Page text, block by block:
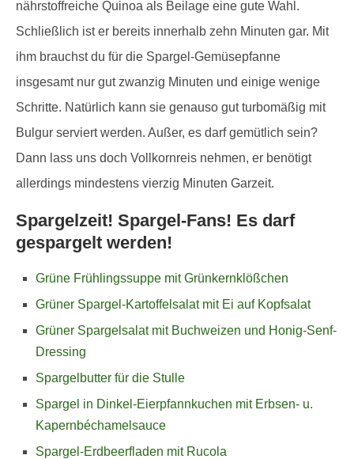
nährstoffreiche Quinoa als Beilage eine gute Wahl.
Schließlich ist er bereits innerhalb zehn Minuten gar. Mit
ihm brauchst du für die Spargel-Gemüsepfanne
insgesamt nur gut zwanzig Minuten und einige wenige
Schritte. Natürlich kann sie genauso gut turbomäßig mit
Bulgur serviert werden. Außer, es darf gemütlich sein?
Dann lass uns doch Vollkornreis nehmen, er benötigt
allerdings mindestens vierzig Minuten Garzeit.
Spargelzeit! Spargel-Fans! Es darf
gespargelt werden!
Grüne Frühlingssuppe mit Grünkernklößchen
Grüner Spargel-Kartoffelsalat mit Ei auf Kopfsalat
Grüner Spargelsalat mit Buchweizen und Honig-Senf-
Dressing
Spargelbutter für die Stulle
Spargel in Dinkel-Eierpfannkuchen mit Erbsen- u.
Kapernbéchamelsauce
Spargel-Erdbeerfladen mit Rucola